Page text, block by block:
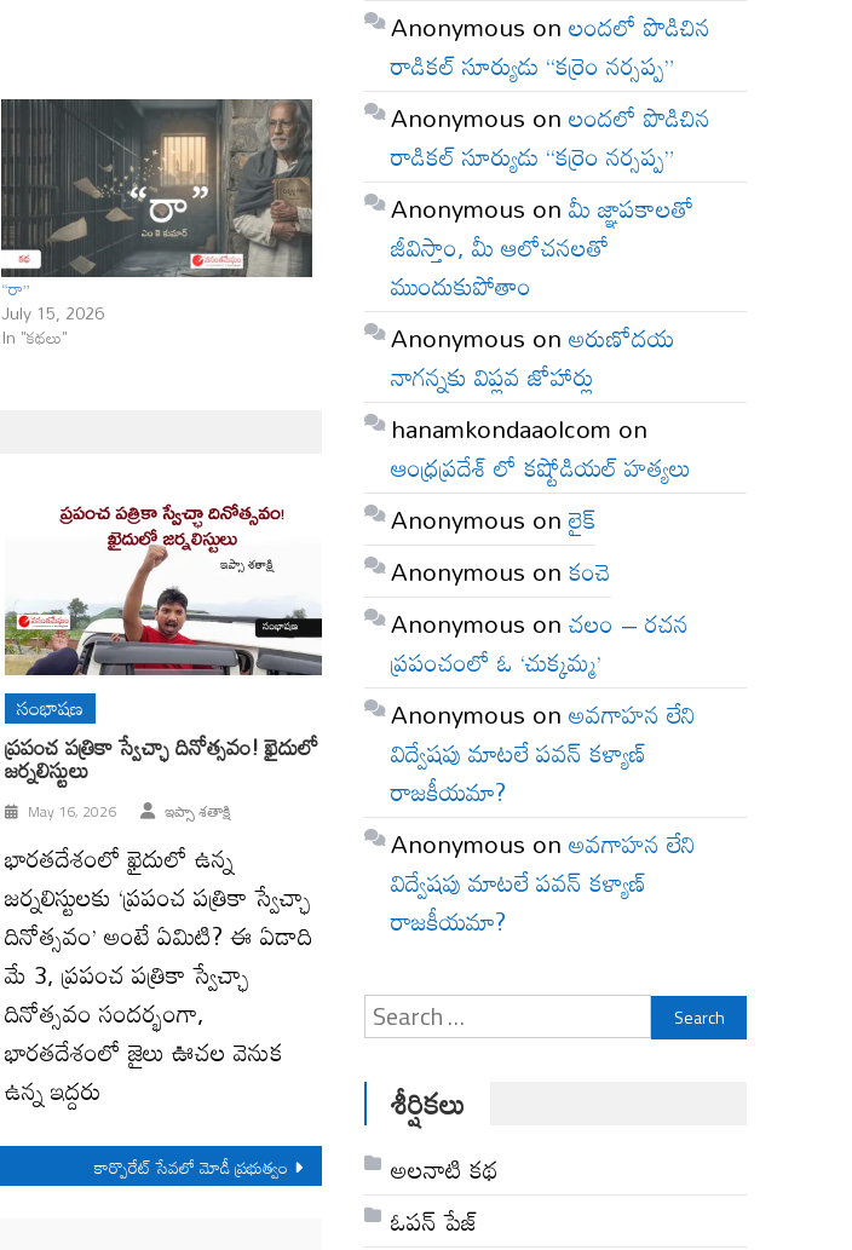
“రా”
July 15, 2026
In "కథలు"
సంభాషణ
ప్రపంచ పత్రికా స్వేచ్ఛా దినోత్సవం! ఖైదులో
జర్నలిస్టులు
May 16, 2026 ఇప్సా శతాక్షి
భారతదేశంలో ఖైదులో ఉన్న
జర్నలిస్టులకు ‘ప్రపంచ పత్రికా స్వేచ్ఛా
దినోత్సవం’ అంటే ఏమిటి? ఈ ఏడాది
మే 3, ప్రపంచ పత్రికా స్వేచ్ఛా
దినోత్సవం సందర్భంగా,
భారతదేశంలో జైలు ఊచల వెనుక
ఉన్న ఇద్దరు
కార్పొరేట్‌ సేవలో మోడీ ప్రభుత్వం
Anonymous onలందలో పొడిచిన
రాడికల్ సూర్యుడు “కర్రెం నర్సప్ప”
Anonymous onలందలో పొడిచిన
రాడికల్ సూర్యుడు “కర్రెం నర్సప్ప”
Anonymous onమీ జ్ఞాపకాలతో
జీవిస్తాం, మీ ఆలోచనలతో
ముందుకుపోతాం
Anonymous onఅరుణోదయ
నాగన్నకు విప్లవ జోహార్లు
hanamkondaaolcom on
ఆంధ్రప్రదేశ్ లో కష్టోడియల్ హత్యలు
Anonymous onలైక్
Anonymous onకంచె
Anonymous onచలం – రచన
ప్రపంచంలో ఓ ‘చుక్కమ్మ’
Anonymous onఅవగాహన లేని
విద్వేషపు మాటలే పవన్ కళ్యాణ్
రాజకీయమా?
Anonymous onఅవగాహన లేని
విద్వేషపు మాటలే పవన్ కళ్యాణ్
రాజకీయమా?
Search
for:
శీర్షికలు
అల‌నాటి క‌థ‌
ఓపన్ పేజ్